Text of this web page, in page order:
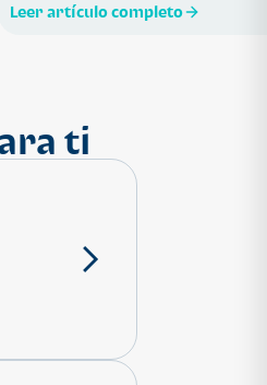
Leer artículo completo
ti